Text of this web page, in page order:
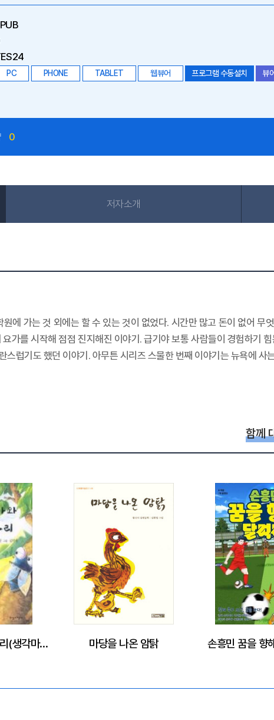
PC PHONE TABLET 웹뷰어 프로그램 수동설치 뷰
0
저자소개
에 가는 것 외에는 할 수 있는 것이 없었다. 시간만 많고 돈이 없어 무
가를 시작해 점점 진지해진 이야기. 급기야 보통 사람들이 경험하기
스럽기도 했던 이야기. 아무튼 시리즈 스물한 번째 이야기는 뉴욕에 사
함께
쇠똥 아줌마와 구리구리(생각마술동화 1:협동편) 마당을 나온 암탉 손흥민 꿈을 향